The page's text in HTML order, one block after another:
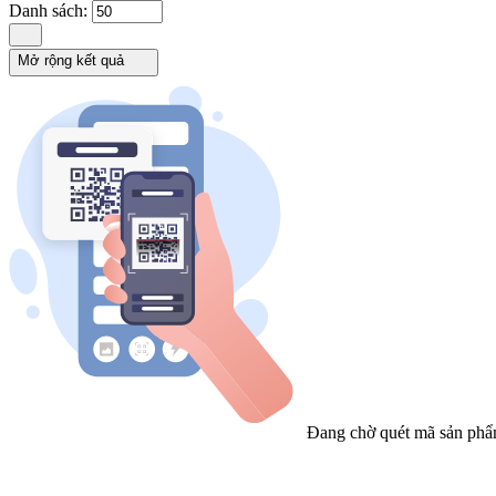
Danh sách:
Mở rộng kết quả
Đang chờ quét mã sản